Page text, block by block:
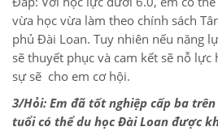
vừa học vừa làm theo chính sách
phủ Đài Loan. Tuy nhiên nếu năng
sẽ thuyết phục và cam kết sẽ nỗ
sự sẽ cho em cơ hội.
3/Hỏi: Em đã tốt nghiệp cấp ba
tuổi có thể du học Đài Loan được